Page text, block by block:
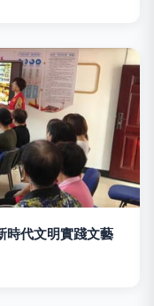
時代文明實踐文藝